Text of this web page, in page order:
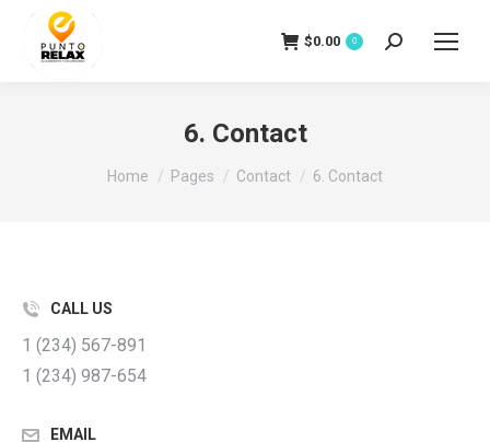
$0.00 0 Search:
6. Contact
You are here:
Home Pages Contact 6. Contact
CALL US
1 (234) 567-891
1 (234) 987-654
EMAIL